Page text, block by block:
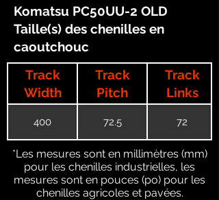
Komatsu PC50UU-2 OLD
Taille(s) des chenilles en
caoutchouc
Track
Width
Track
Pitch
Track
Links
400 72.5 72
*Les mesures sont en millimètres (mm)
pour les chenilles industrielles, les
mesures sont en pouces (po) pour les
chenilles agricoles et pavées.